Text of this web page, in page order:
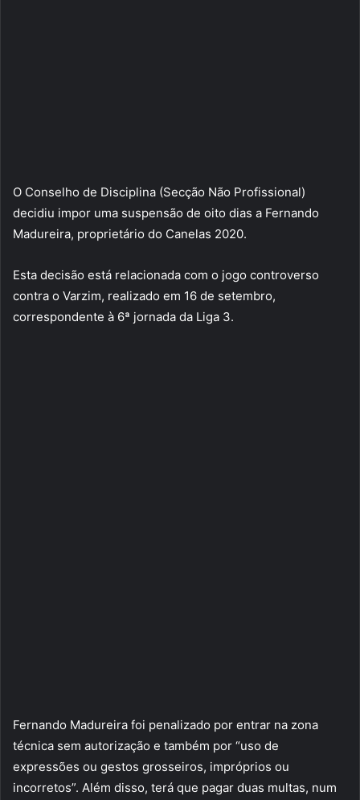
O Conselho de Disciplina (Secção Não Profissional)
decidiu impor uma suspensão de oito dias a Fernando
Madureira, proprietário do Canelas 2020.
Esta decisão está relacionada com o jogo controverso
contra o Varzim, realizado em 16 de setembro,
correspondente à 6ª jornada da Liga 3.
Fernando Madureira foi penalizado por entrar na zona
técnica sem autorização e também por “uso de
expressões ou gestos grosseiros, impróprios ou
incorretos”. Além disso, terá que pagar duas multas, num